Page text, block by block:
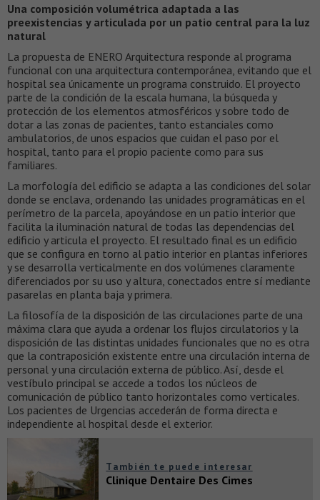
Una composición volumétrica adaptada a las
preexistencias y articulada por un patio central para la luz
natural
La propuesta de ENERO Arquitectura responde al programa
funcional con una arquitectura contemporánea, evitando que el
hospital sea únicamente un programa construido. El proyecto
parte de la condición de la escala humana, la búsqueda y
protección de los elementos atmosféricos y sobre todo de
dotar a las zonas de pacientes, tanto estanciales como
ambulatorios, de unos espacios que cuidan el paso por el
hospital, tanto para el propio paciente como para sus
familiares.
La morfología del edificio se adapta a las condiciones del solar
donde se enclava, ordenando las unidades programáticas en el
perímetro de la parcela, apoyándose en un patio interior que
facilita la iluminación natural de todas las dependencias del
edificio y articula el proyecto. El resultado final es un edificio
que se configura en torno al patio interior en plantas inferiores
y se desarrolla verticalmente en dos volúmenes claramente
diferenciados por su uso y altura, conectados entre sí mediante
pasarelas en planta baja y primera.
La filosofía de la disposición de las circulaciones parte de una
máxima clara que ayuda a ordenar los flujos circulatorios y la
disposición de las distintas unidades funcionales que no es otra
que la contraposición existente entre una circulación interna de
personal y una circulación externa de público. Así, desde el
vestíbulo principal se accede a todos los núcleos de
comunicación de público tanto horizontales como verticales.
Los pacientes de Urgencias accederán de forma directa e
independiente al hospital desde el exterior.
También te puede interesar
Clinique Dentaire Des Cimes